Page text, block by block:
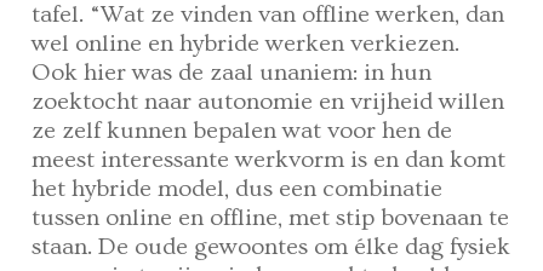
tafel. “Wat ze vinden van offline werken, dan
wel online en hybride werken verkiezen.
Ook hier was de zaal unaniem: in hun
zoektocht naar autonomie en vrijheid willen
ze zelf kunnen bepalen wat voor hen de
meest interessante werkvorm is en dan komt
het hybride model, dus een combinatie
tussen online en offline, met stip bovenaan te
staan. De oude gewoontes om élke dag fysiek